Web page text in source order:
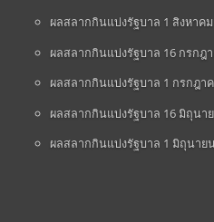
ผลสลากกินแบ่งรัฐบาล 1 สิงหาคม
ผลสลากกินแบ่งรัฐบาล 16 กรกฎ
ผลสลากกินแบ่งรัฐบาล 1 กรกฎา
ผลสลากกินแบ่งรัฐบาล 16 มิถุนา
ผลสลากกินแบ่งรัฐบาล 1 มิถุนาย